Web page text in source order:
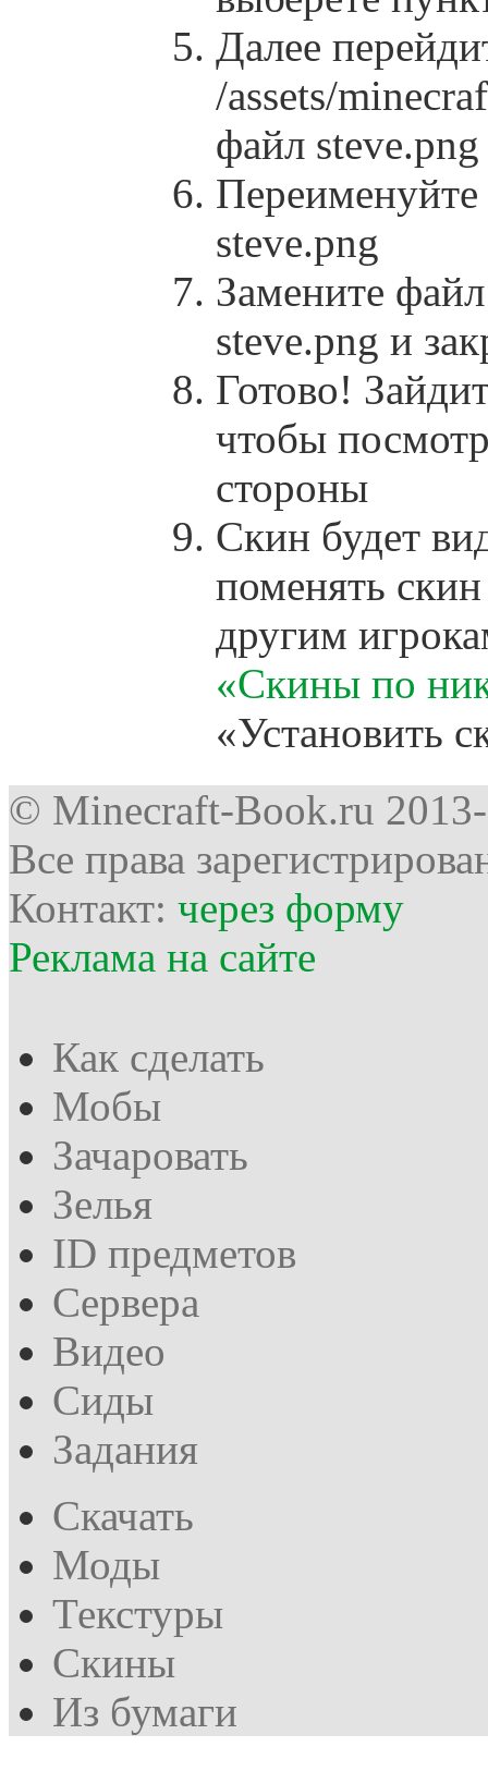
Далее
/assets/
файл steve.png
steve.png
Замените
steve.png и
Готово!
чтобы
стороны
Cкин будет
поменять
другим
«Скины по
«Установить
© Minecraft-Book.ru
Все права
Контакт: через форму
Реклама на сайте
Как сделать
Мобы
Зачаровать
Зелья
ID предметов
Сервера
Видео
Сиды
Задания
Скачать
Моды
Текстуры
Скины
Из бумаги